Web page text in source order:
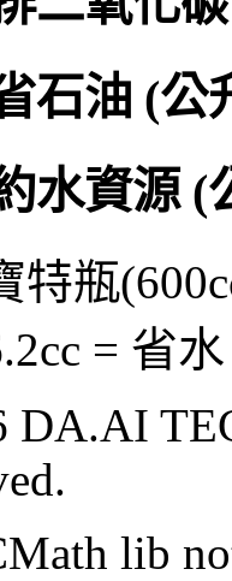
石油 (公
水資源 (
特瓶
= 省
DA.AI
lib